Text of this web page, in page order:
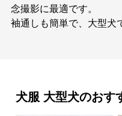
念撮影に最適です。
袖通しも簡単で、大型犬
犬服 大型犬のおす